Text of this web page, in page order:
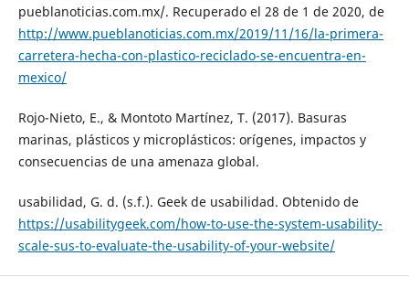
pueblanoticias.com.mx/. Recuperado el 28 de 1 de 2020, de
http://www.pueblanoticias.com.mx/2019/11/16/la-primera-
carretera-hecha-con-plastico-reciclado-se-encuentra-en-
mexico/
Rojo-Nieto, E., & Montoto Martínez, T. (2017). Basuras
marinas, plásticos y microplásticos: orígenes, impactos y
consecuencias de una amenaza global.
usabilidad, G. d. (s.f.). Geek de usabilidad. Obtenido de
https://usabilitygeek.com/how-to-use-the-system-usability-
scale-sus-to-evaluate-the-usability-of-your-website/